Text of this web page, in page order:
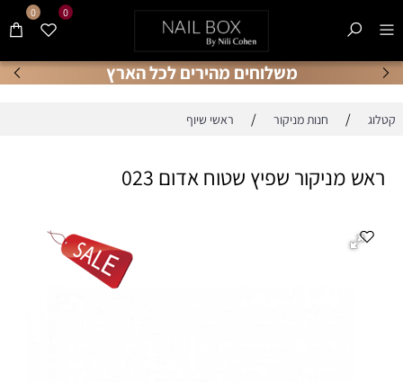
משלוחים מהירים לכל הארץ
0 0
קטלוג / חנות מניקור / ראשי שיוף
ראש מניקור שפיץ שטוח אדום 023